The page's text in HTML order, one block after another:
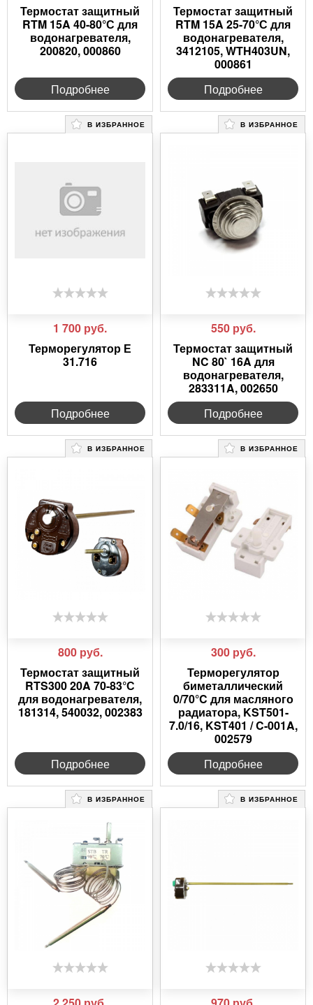
Термостат защитный
RTM 15A 40-80°С для
водонагревателя,
200820, 000860
Подробнее
Термостат защитный
RTM 15A 25-70°С для
водонагревателя,
3412105, WTH403UN,
000861
Подробнее
В ИЗБРАННОЕ
1 700 руб.
Терморегулятор Е
31.716
Подробнее
В ИЗБРАННОЕ
550 руб.
Термостат защитный
NC 80` 16A для
водонагревателя,
283311A, 002650
Подробнее
В ИЗБРАННОЕ
800 руб.
Термостат защитный
RTS300 20A 70-83°С
для водонагревателя,
181314, 540032, 002383
Подробнее
В ИЗБРАННОЕ
300 руб.
Терморегулятор
биметаллический
0/70°C для масляного
радиатора, KST501-
7.0/16, KST401 / C-001A,
002579
Подробнее
В ИЗБРАННОЕ В ИЗБРАННОЕ